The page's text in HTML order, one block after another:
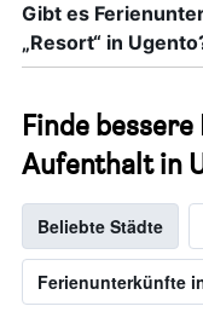
Gibt es
„Resort“ in
Finde
Aufenthalt in
Beliebte Städte
Ferienunterkünfte